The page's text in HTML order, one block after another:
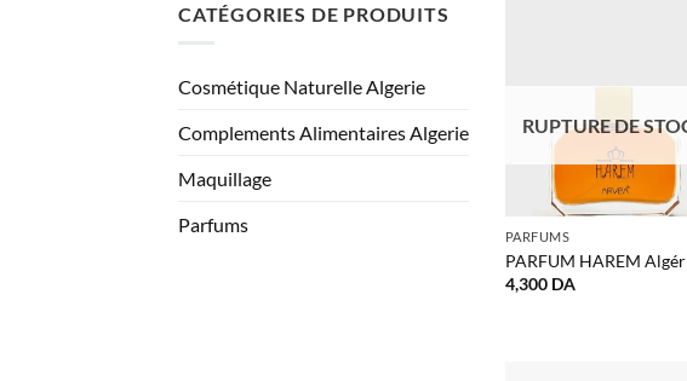
CATÉGORIES DE PRODUITS
Cosmétique Naturelle Algerie
Complements Alimentaires Algerie
Maquillage
Parfums
RUPTURE DE
PARFUMS
PARFUM HAREM
4,300 DA